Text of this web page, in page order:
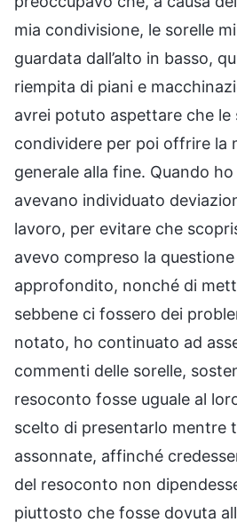
mia condivisione, le sorelle
guardata dall’alto in basso,
riempita di piani e
avrei potuto aspettare che le
condividere per poi offrire la
generale alla fine. Quando
avevano individuato
lavoro, per evitare che
avevo compreso la
approfondito, nonché di
sebbene ci fossero dei
notato, ho continuato ad
commenti delle sorelle,
resoconto fosse uguale al
scelto di presentarlo mentre
assonnate, affinché
del resoconto non
piuttosto che fosse dovuta